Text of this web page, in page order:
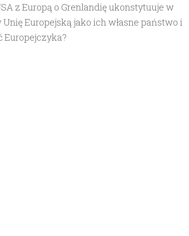
z Europą o Grenlandię ukonstytuuje w
Europejską jako ich własne państwo i
Europejczyka?